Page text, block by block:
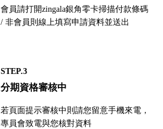
會員請打開zingala銀角零卡掃描付款條碼
/ 非會員則線上填寫申請資料並送出
STEP.3
分期資格審核中
若頁面提示審核中則請您留意手機來電，
專員會致電與您核對資料